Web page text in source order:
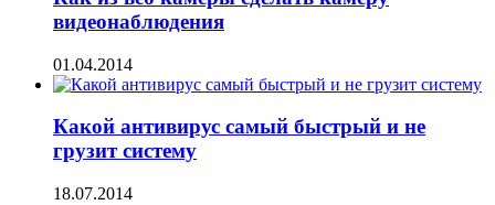
видеонаблюдения
01.04.2014
Какой антивирус самый быстрый и не
грузит систему
18.07.2014